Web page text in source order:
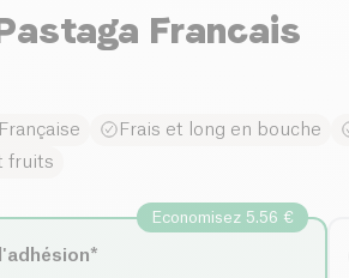
Francais
Frais et long en bouche
fruits
Economisez 5.56 €